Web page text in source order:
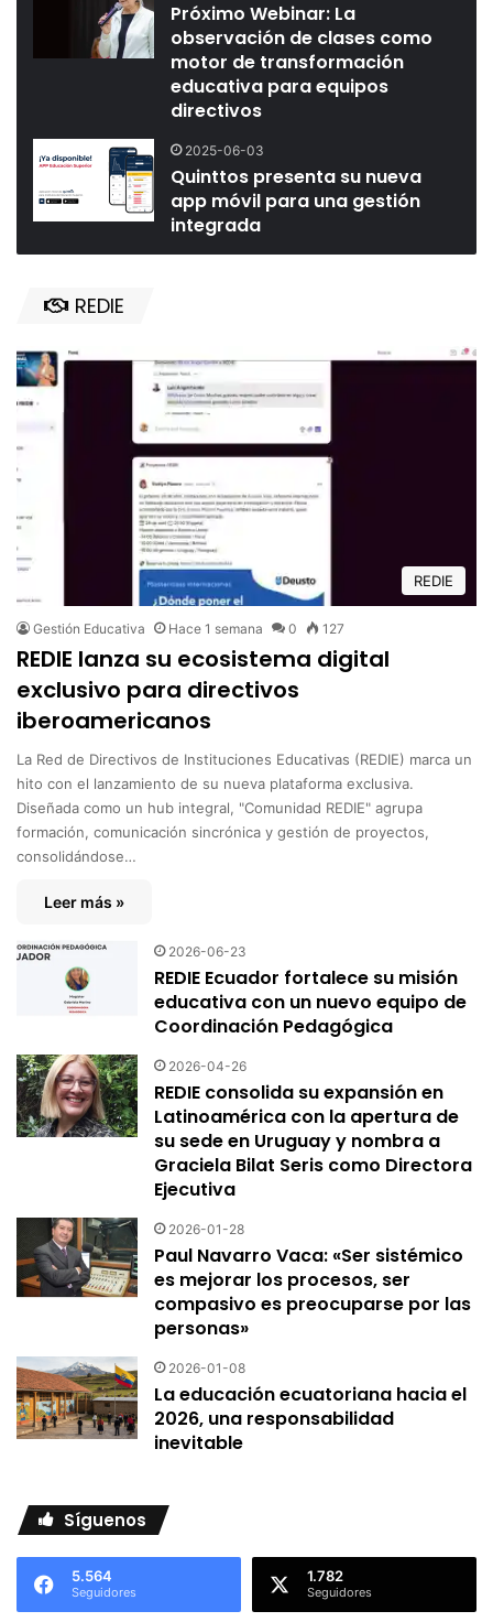
Próximo Webinar: La
observación de clases como
motor de transformación
educativa para equipos
directivos
2025-06-03
Quinttos presenta su nueva
app móvil para una gestión
integrada
REDIE
REDIE
Gestión Educativa Hace 1 semana 0 127
REDIE lanza su ecosistema digital
exclusivo para directivos
iberoamericanos
La Red de Directivos de Instituciones Educativas (REDIE) marca un
hito con el lanzamiento de su nueva plataforma exclusiva.
Diseñada como un hub integral, "Comunidad REDIE" agrupa
formación, comunicación sincrónica y gestión de proyectos,
consolidándose…
Leer más »
2026-06-23
REDIE Ecuador fortalece su misión
educativa con un nuevo equipo de
Coordinación Pedagógica
2026-04-26
REDIE consolida su expansión en
Latinoamérica con la apertura de
su sede en Uruguay y nombra a
Graciela Bilat Seris como Directora
Ejecutiva
2026-01-28
Paul Navarro Vaca: «Ser sistémico
es mejorar los procesos, ser
compasivo es preocuparse por las
personas»
2026-01-08
La educación ecuatoriana hacia el
2026, una responsabilidad
inevitable
Síguenos
5.564
Seguidores
1.782
Seguidores